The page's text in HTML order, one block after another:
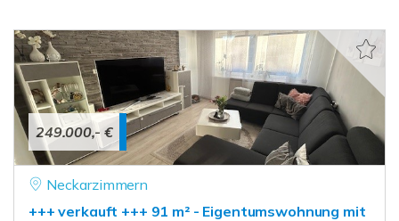
249.000,- €
Neckarzimmern
+++ verkauft +++ 91 m² - Eigentumswohnung mit